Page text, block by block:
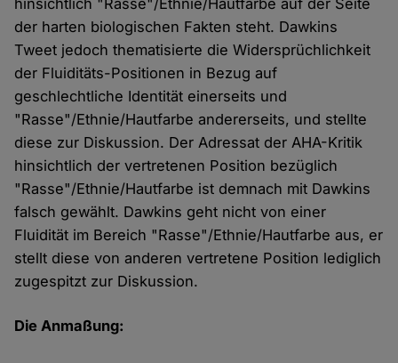
der harten biologischen Fakten steht. Dawkins
Tweet jedoch thematisierte die Widersprüchlichkeit
der Fluiditäts-Positionen in Bezug auf
geschlechtliche Identität einerseits und
"Rasse"/Ethnie/Hautfarbe andererseits, und stellte
diese zur Diskussion. Der Adressat der AHA-Kritik
hinsichtlich der vertretenen Position bezüglich
"Rasse"/Ethnie/Hautfarbe ist demnach mit Dawkins
falsch gewählt. Dawkins geht nicht von einer
Fluidität im Bereich "Rasse"/Ethnie/Hautfarbe aus, er
stellt diese von anderen vertretene Position lediglich
zugespitzt zur Diskussion.
Die Anmaßung: